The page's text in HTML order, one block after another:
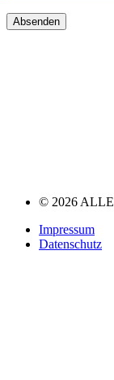
Absenden
© 2026
Impressum
Datenschutz